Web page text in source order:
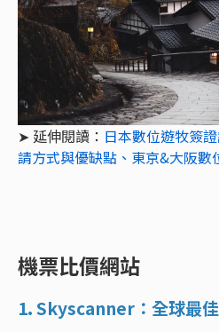
➤ 延伸閱讀： 日本數位遊牧簽
請方式與優缺點、東京&大阪數
機票比價網站
1. Skyscanner：全球最